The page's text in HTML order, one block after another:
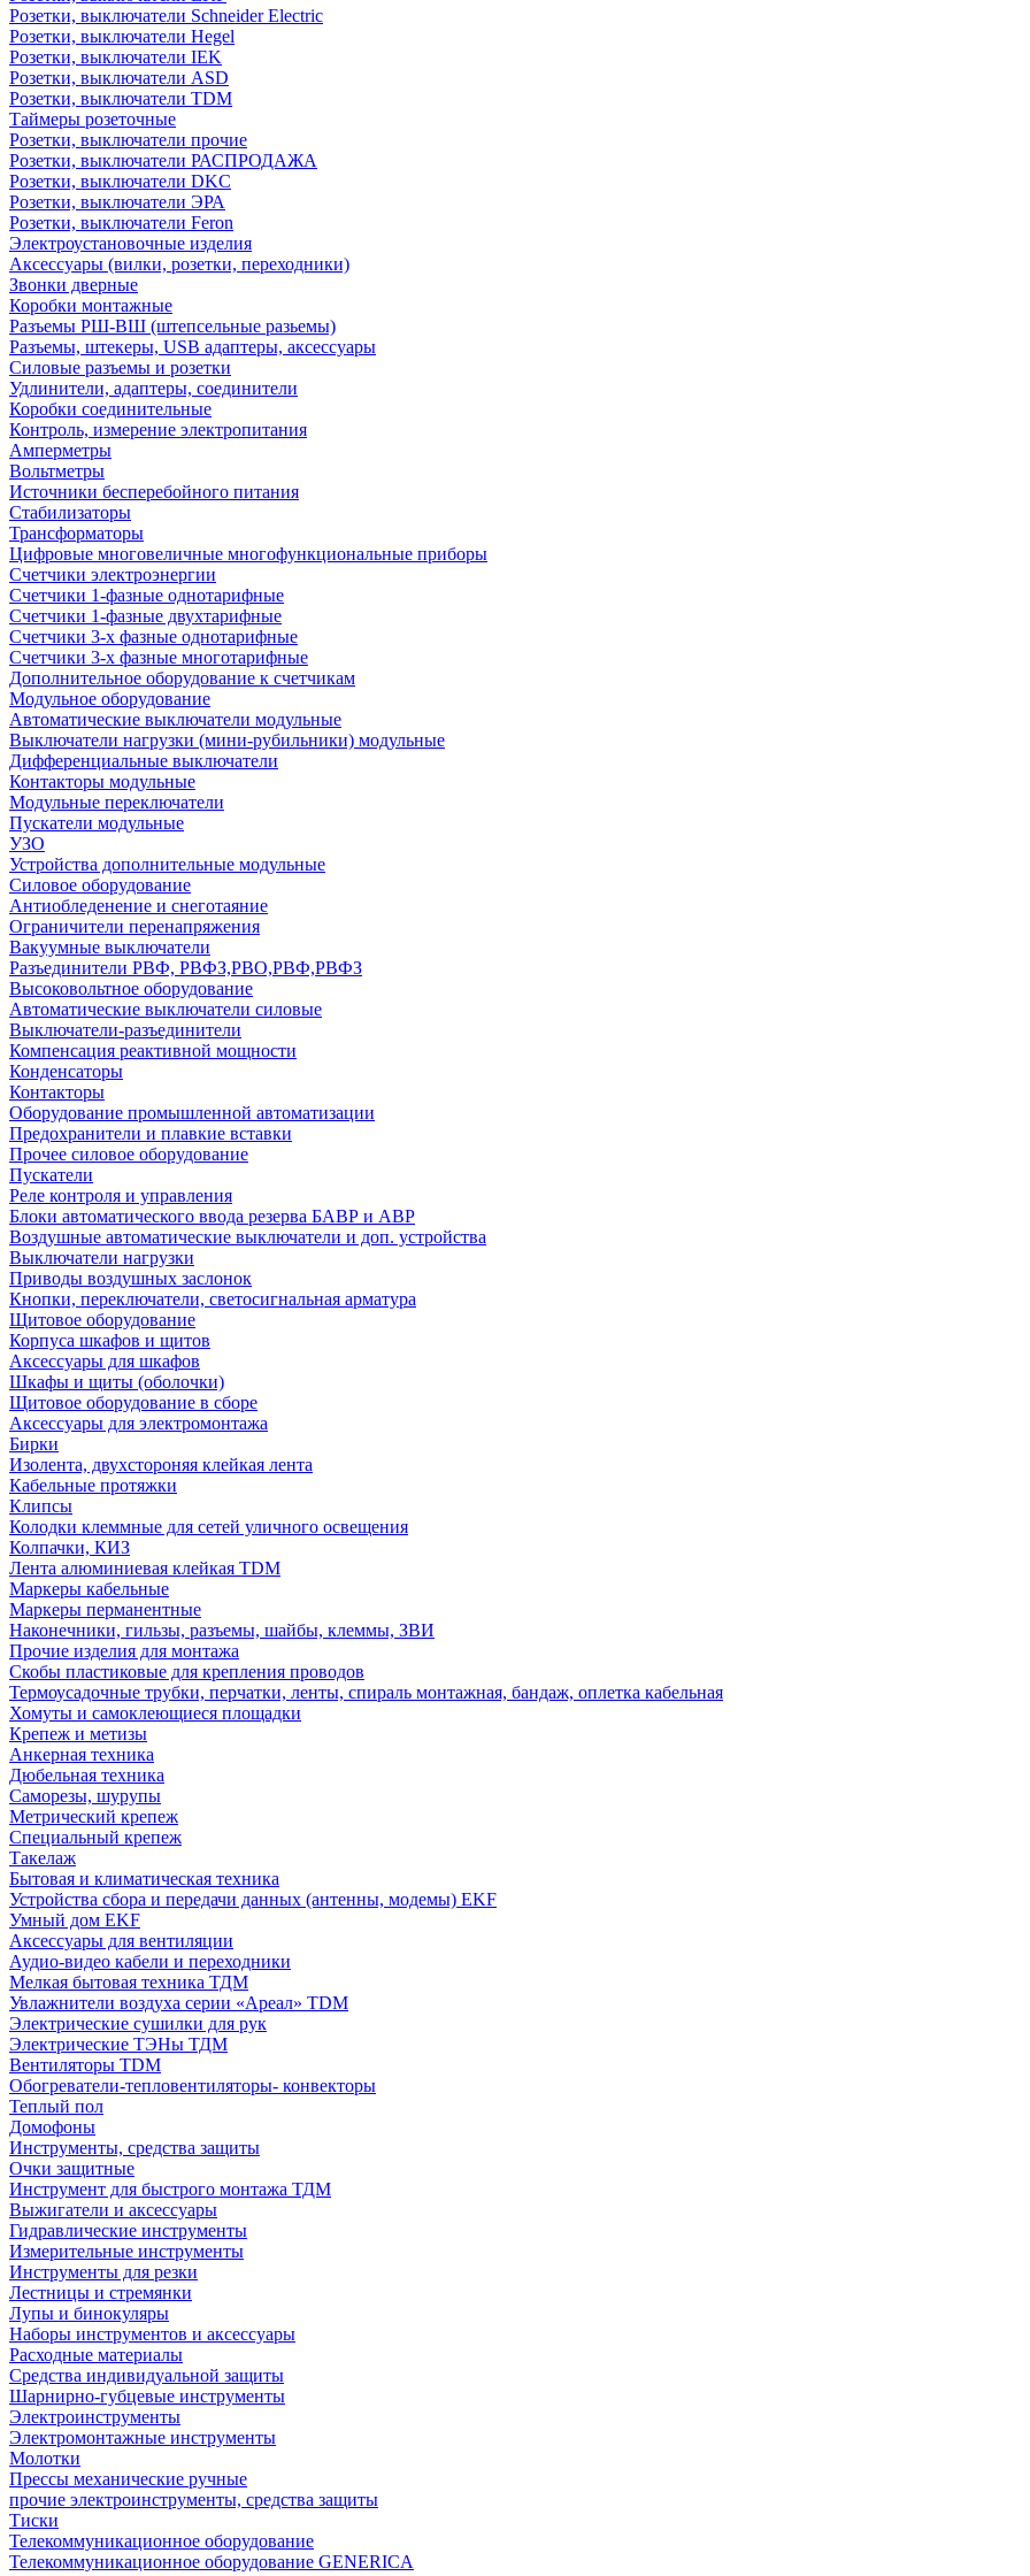
Розетки, выключатели Schneider Electric
Розетки, выключатели Hegel
Розетки, выключатели IEK
Розетки, выключатели ASD
Розетки, выключатели TDM
Таймеры розеточные
Розетки, выключатели прочие
Розетки, выключатели РАСПРОДАЖА
Розетки, выключатели DKC
Розетки, выключатели ЭРА
Розетки, выключатели Feron
Электроустановочные изделия
Аксессуары (вилки, розетки, переходники)
Звонки дверные
Коробки монтажные
Разъемы РШ-ВШ (штепсельные разьемы)
Разъемы, штекеры, USB адаптеры, аксессуары
Силовые разъемы и розетки
Удлинители, адаптеры, соединители
Коробки соединительные
Контроль, измерение электропитания
Амперметры
Вольтметры
Источники бесперебойного питания
Стабилизаторы
Трансформаторы
Цифровые многовеличные многофункциональные приборы
Счетчики электроэнергии
Счетчики 1-фазные однотарифные
Счетчики 1-фазные двухтарифные
Счетчики 3-х фазные однотарифные
Счетчики 3-х фазные многотарифные
Дополнительное оборудование к счетчикам
Модульное оборудование
Автоматические выключатели модульные
Выключатели нагрузки (мини-рубильники) модульные
Дифференциальные выключатели
Контакторы модульные
Модульные переключатели
Пускатели модульные
УЗО
Устройства дополнительные модульные
Силовое оборудование
Антиобледенение и снеготаяние
Ограничители перенапряжения
Вакуумные выключатели
Разъединители РВФ, РВФЗ,РВО,РВФ,РВФЗ
Высоковольтное оборудование
Автоматические выключатели cиловые
Выключатели-разъединители
Компенсация реактивной мощности
Конденсаторы
Контакторы
Оборудование промышленной автоматизации
Предохранители и плавкие вставки
Прочее силовое оборудование
Пускатели
Реле контроля и управления
Блоки автоматического ввода резерва БАВР и АВР
Воздушные автоматические выключатели и доп. устройства
Выключатели нагрузки
Приводы воздушных заслонок
Кнопки, переключатели, светосигнальная арматура
Щитовое оборудование
Корпуса шкафов и щитов
Аксессуары для шкафов
Шкафы и щиты (оболочки)
Щитовое оборудование в сборе
Аксессуары для электромонтажа
Бирки
Изолента, двухстороняя клейкая лента
Кабельные протяжки
Клипсы
Колодки клеммные для сетей уличного освещения
Колпачки, КИЗ
Лента алюминиевая клейкая TDM
Маркеры кабельные
Маркеры перманентные
Наконечники, гильзы, разъемы, шайбы, клеммы, ЗВИ
Прочие изделия для монтажа
Скобы пластиковые для крепления проводов
Термоусадочные трубки, перчатки, ленты, спираль монтажная, бандаж, оплетка кабельная
Хомуты и самоклеющиеся площадки
Крепеж и метизы
Анкерная техника
Дюбельная техника
Саморезы, шурупы
Метрический крепеж
Специальный крепеж
Такелаж
Бытовая и климатическая техника
Устройства сбора и передачи данных (антенны, модемы) EKF
Умный дом EKF
Аксессуары для вентиляции
Аудио-видео кабели и переходники
Мелкая бытовая техника ТДМ
Увлажнители воздуха серии «Ареал» TDM
Электрические сушилки для рук
Электрические ТЭНы ТДМ
Вентиляторы TDM
Обогреватели-тепловентиляторы- конвекторы
Теплый пол
Домофоны
Инструменты, средства защиты
Очки защитные
Инструмент для быстрого монтажа ТДМ
Выжигатели и аксессуары
Гидравлические инструменты
Измерительные инструменты
Инструменты для резки
Лестницы и стремянки
Лупы и бинокуляры
Наборы инструментов и аксессуары
Расходные материалы
Средства индивидуальной защиты
Шарнирно-губцевые инструменты
Электроинструменты
Электромонтажные инструменты
Молотки
Прессы механические ручные
прочие электроинструменты, средства защиты
Тиски
Телекоммуникационное оборудование
Телекоммуникационное оборудование GENERICA